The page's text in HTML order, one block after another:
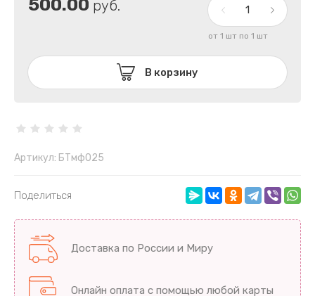
500.00 руб.
от 1 шт по 1 шт
В корзину
Артикул: БТмф025
Поделиться
Доставка по России и Миру
Онлайн оплата с помощью любой карты